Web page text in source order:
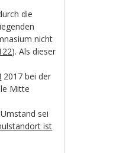
die
nicht
). Als dieser
2017 bei der
Mitte
sei
ist